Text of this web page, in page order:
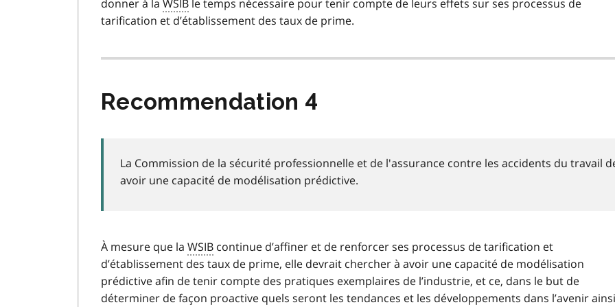
donner à la WSIB le temps nécessaire pour tenir compte de leurs effets sur ses processus de
tarification et d’établissement des taux de prime.
Recommendation 4
La Commission de la sécurité professionnelle et de l'assurance contre les accidents du travail
avoir une capacité de modélisation prédictive.
À mesure que la WSIB continue d’affiner et de renforcer ses processus de tarification et
d’établissement des taux de prime, elle devrait chercher à avoir une capacité de modélisation
prédictive afin de tenir compte des pratiques exemplaires de l’industrie, et ce, dans le but de
déterminer de façon proactive quels seront les tendances et les développements dans l’avenir ainsi